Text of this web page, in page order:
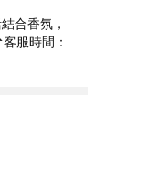
合香氛，
服時間：